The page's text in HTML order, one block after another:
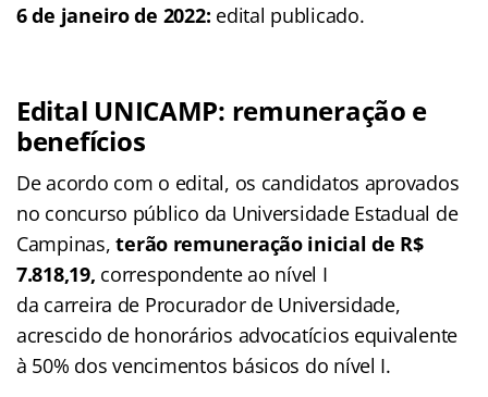
6 de janeiro de 2022: edital publicado.
Edital UNICAMP: remuneração e
benefícios
De acordo com o edital, os candidatos aprovados
no concurso público da Universidade Estadual de
Campinas,terão remuneração inicial de R$
7.818,19, correspondente ao nível I
da carreira de Procurador de Universidade,
acrescido de honorários advocatícios equivalente
à 50% dos vencimentos básicos do nível I.